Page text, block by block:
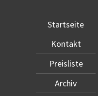
Startseite
Kontakt
Preisliste
Archiv